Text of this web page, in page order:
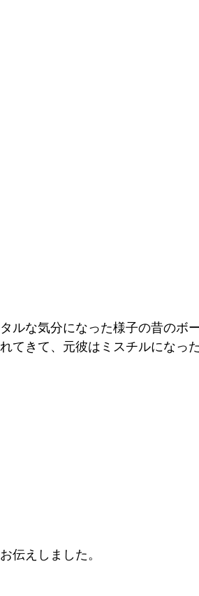
ルな気分になった様子の昔のボ
てきて、元彼はミスチルになっ
伝えしました。